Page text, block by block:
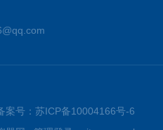
号： 苏ICP备10004166号-6